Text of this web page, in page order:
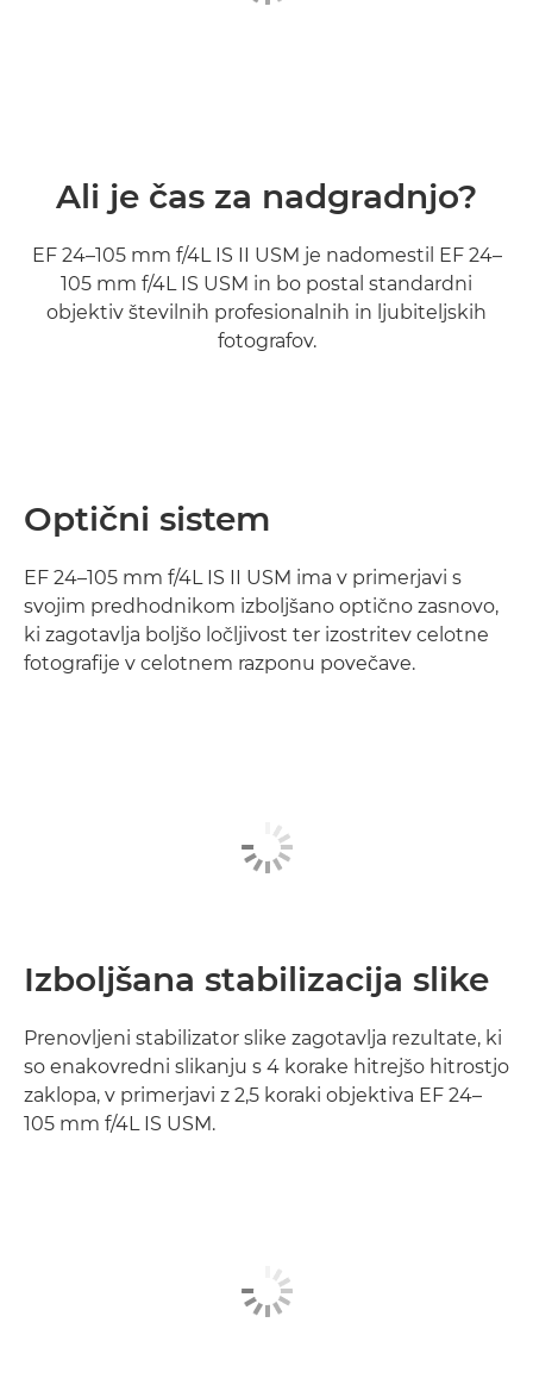
Ali je čas za nadgradnjo?
EF 24–105 mm f/4L IS II USM je nadomestil EF 24–
105 mm f/4L IS USM in bo postal standardni
objektiv številnih profesionalnih in ljubiteljskih
fotografov.
Optični sistem
EF 24–105 mm f/4L IS II USM ima v primerjavi s
svojim predhodnikom izboljšano optično zasnovo,
ki zagotavlja boljšo ločljivost ter izostritev celotne
fotografije v celotnem razponu povečave.
Izboljšana stabilizacija slike
Prenovljeni stabilizator slike zagotavlja rezultate, ki
so enakovredni slikanju s 4 korake hitrejšo hitrostjo
zaklopa, v primerjavi z 2,5 koraki objektiva EF 24–
105 mm f/4L IS USM.